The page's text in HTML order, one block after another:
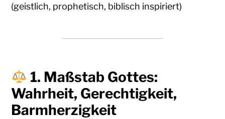
(geistlich, prophetisch, biblisch inspiriert)
1. Maßstab Gottes:
Wahrheit, Gerechtigkeit,
Barmherzigkeit